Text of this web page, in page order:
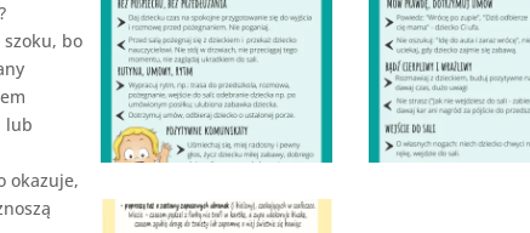
szoku, bo
lub
okazuje,